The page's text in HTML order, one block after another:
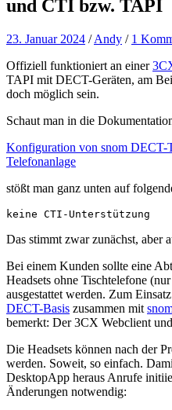
und CTI bzw. TAPI
23. Januar 2024 /Andy / 1
Offiziell funktioniert an einer
TAPI mit DECT-Geräten, am
doch möglich sein.
Schaut man in die
Konfiguration von snom DECT-
Telefonanlage
stößt man ganz unten auf
keine CTI-Unterstützung
Das stimmt zwar zunächst, aber
Bei einem Kunden sollte eine
Headsets ohne Tischtelefone
ausgestattet werden. Zum
DECT-Basis zusammen mit
bemerkt: Der 3CX Webclient
Die Headsets können nach der
werden. Soweit, so einfach.
DesktopApp heraus Anrufe
Änderungen notwendig: